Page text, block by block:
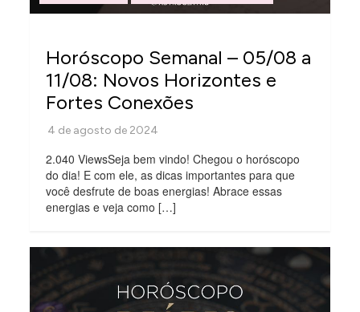
Horóscopo Semanal – 05/08 a
11/08: Novos Horizontes e
Fortes Conexões
2.040 ViewsSeja bem vindo! Chegou o horóscopo
do dia! E com ele, as dicas importantes para que
você desfrute de boas energias! Abrace essas
energias e veja como […]